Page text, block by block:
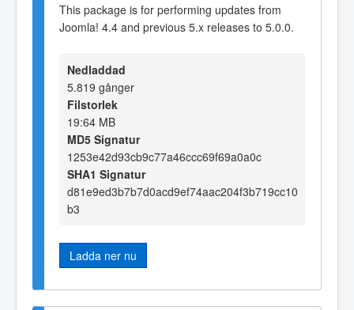
This package is for performing updates from
Joomla! 4.4 and previous 5.x releases to 5.0.0.
Nedladdad
5.819 gånger
Filstorlek
19:64 MB
MD5 Signatur
1253e42d93cb9c77a46ccc69f69a0a0c
SHA1 Signatur
d81e9ed3b7b7d0acd9ef74aac204f3b719cc10
b3
Ladda ner nu